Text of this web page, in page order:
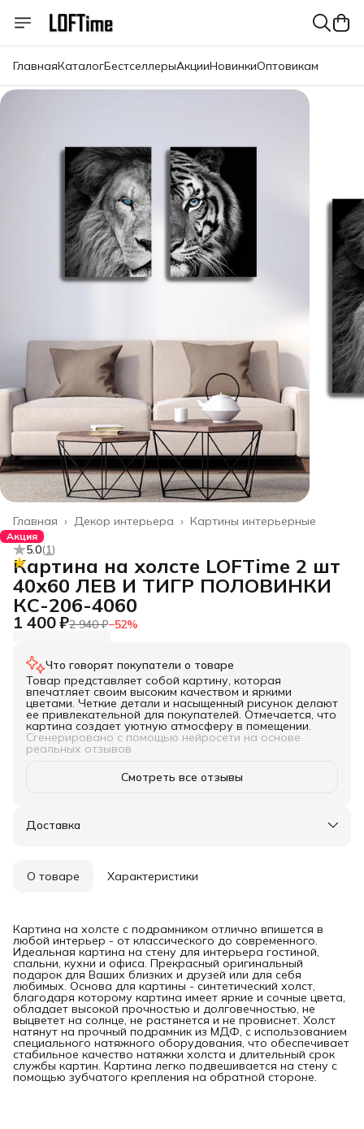
ГлавнаяКаталогБестселлерыАкцииНовинкиОптовикам
Картины интерьерные
Декор интерьера ›
Главная ›
Акция
5.0(1)
Картина на холсте LOFTime 2 шт
40х60 ЛЕВ И ТИГР ПОЛОВИНКИ
КС-206-4060
1 400 ₽2 940 ₽−52%
Что говорят покупатели о товаре
Товар представляет собой картину, которая
впечатляет своим высоким качеством и яркими
цветами. Четкие детали и насыщенный рисунок делают
ее привлекательной для покупателей. Отмечается, что
картина создает уютную атмосферу в помещении.
Сгенерировано с помощью нейросети на основе
реальных отзывов
Смотреть все отзывы
Доставка
О товаре Характеристики
Картина на холсте с подрамником отлично впишется в
любой интерьер - от классического до современного.
Идеальная картина на стену для интерьера гостиной,
спальни, кухни и офиса. Прекрасный оригинальный
подарок для Ваших близких и друзей или для себя
любимых. Основа для картины - синтетический холст,
благодаря которому картина имеет яркие и сочные цвета,
обладает высокой прочностью и долговечностью, не
выцветет на солнце, не растянется и не провиснет. Холст
натянут на прочный подрамник из МДФ, с использованием
специального натяжного оборудования, что обеспечивает
стабильное качество натяжки холста и длительный срок
службы картин. Картина легко подвешивается на стену с
помощью зубчатого крепления на обратной стороне.